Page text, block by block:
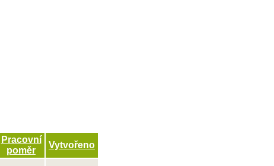
Pracovní
poměr
Vytvořeno